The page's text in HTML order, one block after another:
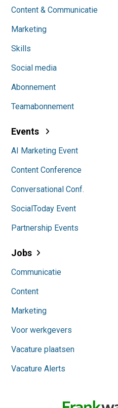
Content & Communicatie
Marketing
Skills
Social media
Abonnement
Teamabonnement
Events
AI Marketing Event
Content Conference
Conversational Conf.
SocialToday Event
Partnership Events
Jobs
Communicatie
Content
Marketing
Voor werkgevers
Vacature plaatsen
Vacature Alerts